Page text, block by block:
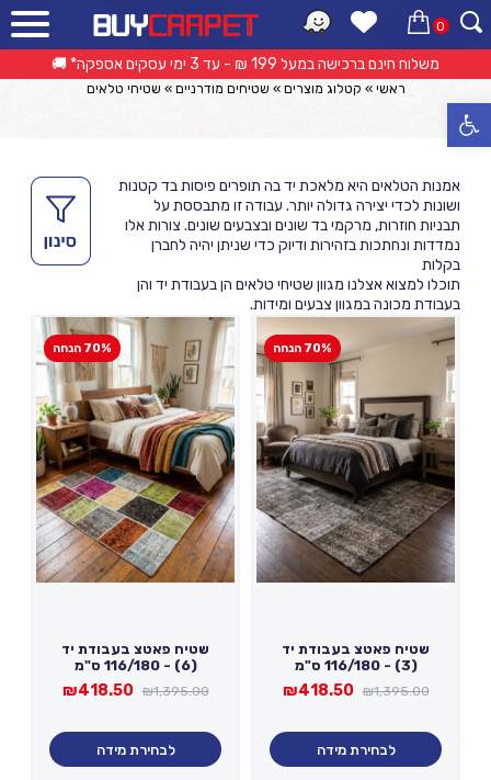
פתח סרגל נגישות
משלוח חינם ברכישה במעל 199 ₪ - עד 3 ימי עסקים אספקה* 🚚
0 שטיחי טלאים
ראשי » קטלוג מוצרים » שטיחים מודרניים » שטיחי טלאים
אמנות הטלאים היא מלאכת יד בה תופרים פיסות בד קטנות
ושונות לכדי יצירה גדולה יותר. עבודה זו מתבססת על
תבניות חוזרות, מרקמי בד שונים ובצבעים שונים. צורות אלו
נמדדות ונחתכות בזהירות ודיוק כדי שניתן יהיה לחברן
בקלות
תוכלו למצוא אצלנו מגוון שטיחי טלאים הן בעבודת יד והן
בעבודת מכונה במגוון צבעים ומידות.
70% הנחה
שטיח פאטצ בעבודת יד
(3) - 116/180 ס"מ
₪1,395.00
המחיר
₪1,395.00.
₪418.50
המחיר
₪418.50.
לבחירת מידה
70% הנחה
שטיח פאטצ בעבודת יד
(6) - 116/180 ס"מ
₪1,395.00
המחיר
₪1,395.00.
₪418.50
המחיר
₪418.50.
לבחירת מידה